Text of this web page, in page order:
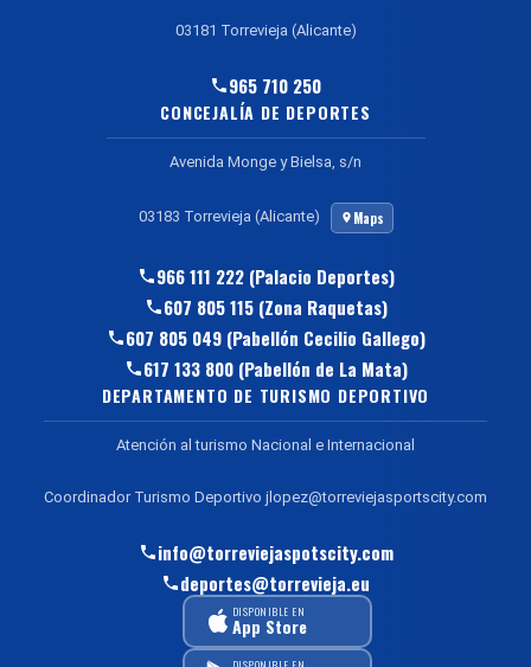
03181 Torrevieja (Alicante)
965 710 250
CONCEJALÍA DE DEPORTES
Avenida Monge y Bielsa, s/n
03183 Torrevieja (Alicante) Maps
966 111 222 (Palacio Deportes)
607 805 115 (Zona Raquetas)
607 805 049 (Pabellón Cecilio Gallego)
617 133 800 (Pabellón de La Mata)
DEPARTAMENTO DE TURISMO DEPORTIVO
Atención al turismo Nacional e Internacional
Coordinador Turismo Deportivo jlopez@torreviejasportscity.com
info@torreviejaspotscity.com
deportes@torrevieja.eu
DISPONIBLE EN
App Store